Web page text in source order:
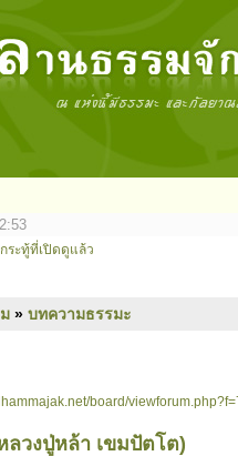
ระทู้ที่เปิดดูแล้ว
» บทความธรรมะ
board/
ลวงปู่หล้า เขมปัตโต)